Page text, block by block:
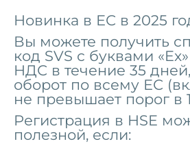
Новинка в ЕС в 2025
Вы можете получить
код SVS с буквами
НДС в течение 35
оборот по всему ЕС
не превышает порог в
Регистрация в HSE
полезной, если: